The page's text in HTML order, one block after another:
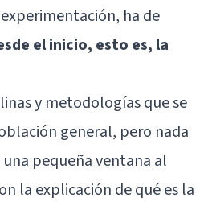
ha de
el inicio, esto es, la
y metodologías que se
general, pero nada
pequeña ventana al
la explicación de qué es la